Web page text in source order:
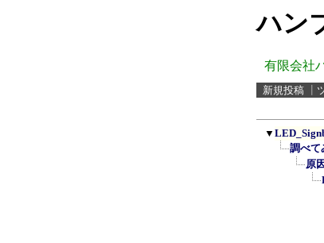
ハン
有限会社
新規投稿
▼
調べて
原